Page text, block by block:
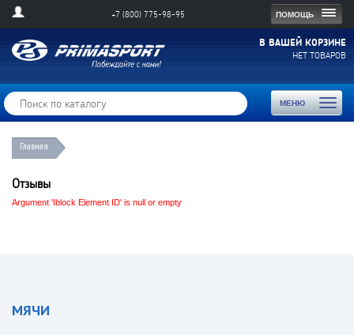
ПОМОЩЬ
+7 (800) 775-98-95
В ВАШЕЙ КОРЗИНЕ
НЕТ ТОВАРОВ
МЕНЮ
Toggle
Главная
Отзывы
Argument 'Iblock Element ID' is null or empty
МЯЧИ